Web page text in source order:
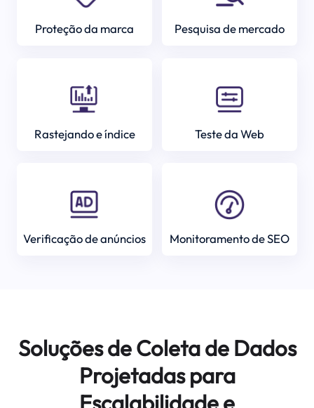
Proteção da marca Pesquisa de mercado
Rastejando e índice Teste da Web
Verificação de anúncios Monitoramento de SEO
Soluções de Coleta de Dados
Projetadas para